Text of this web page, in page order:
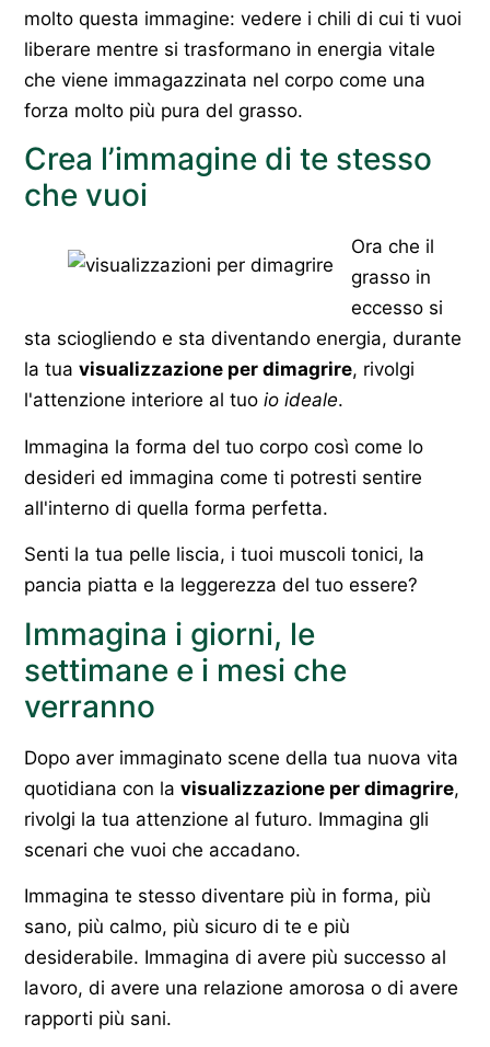
molto questa immagine: vedere i chili di cui ti vuoi
liberare mentre si trasformano in energia vitale
che viene immagazzinata nel corpo come una
forza molto più pura del grasso.
Crea l’immagine di te stesso
che vuoi
Ora che il
grasso in
eccesso si
sta sciogliendo e sta diventando energia, durante
la tua visualizzazione per dimagrire, rivolgi
l'attenzione interiore al tuo io ideale.
Immagina la forma del tuo corpo così come lo
desideri ed immagina come ti potresti sentire
all'interno di quella forma perfetta.
Senti la tua pelle liscia, i tuoi muscoli tonici, la
pancia piatta e la leggerezza del tuo essere?
Immagina i giorni, le
settimane e i mesi che
verranno
Dopo aver immaginato scene della tua nuova vita
quotidiana con la visualizzazione per dimagrire,
rivolgi la tua attenzione al futuro. Immagina gli
scenari che vuoi che accadano.
Immagina te stesso diventare più in forma, più
sano, più calmo, più sicuro di te e più
desiderabile. Immagina di avere più successo al
lavoro, di avere una relazione amorosa o di avere
rapporti più sani.